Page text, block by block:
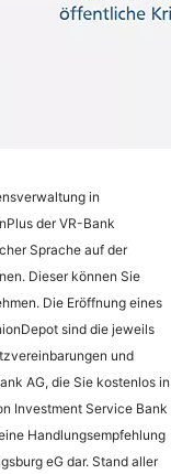
in
der VR-Bank
Sprache auf der
Dieser können Sie
Die Eröffnung eines
sind die jeweils
und
AG, die Sie kostenlos in
Investment Service Bank
Handlungsempfehlung
eG dar. Stand aller